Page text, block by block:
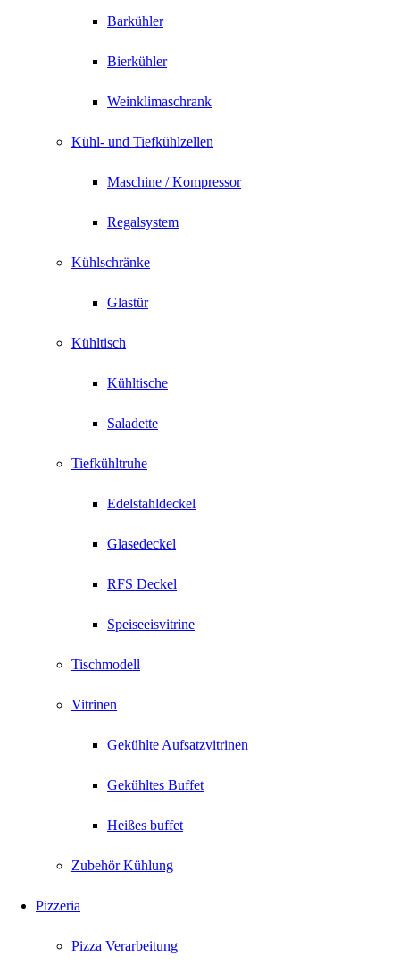
Barkühler
Bierkühler
Weinklimaschrank
Kühl- und Tiefkühlzellen
Maschine / Kompressor
Regalsystem
Kühlschränke
Glastür
Kühltisch
Kühltische
Saladette
Tiefkühltruhe
Edelstahldeckel
Glasedeckel
RFS Deckel
Speiseeisvitrine
Tischmodell
Vitrinen
Gekühlte Aufsatzvitrinen
Gekühltes Buffet
Heißes buffet
Zubehör Kühlung
Pizzeria
Pizza Verarbeitung